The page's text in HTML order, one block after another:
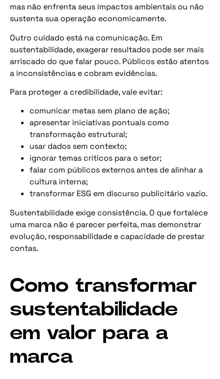
mas não enfrenta seus impactos ambientais ou não
sustenta sua operação economicamente.
Outro cuidado está na comunicação. Em
sustentabilidade, exagerar resultados pode ser mais
arriscado do que falar pouco. Públicos estão atentos
a inconsistências e cobram evidências.
Para proteger a credibilidade, vale evitar:
comunicar metas sem plano de ação;
apresentar iniciativas pontuais como
transformação estrutural;
usar dados sem contexto;
ignorar temas críticos para o setor;
falar com públicos externos antes de alinhar a
cultura interna;
transformar ESG em discurso publicitário vazio.
Sustentabilidade exige consistência. O que fortalece
uma marca não é parecer perfeita, mas demonstrar
evolução, responsabilidade e capacidade de prestar
contas.
Como transformar
sustentabilidade
em valor para a
marca